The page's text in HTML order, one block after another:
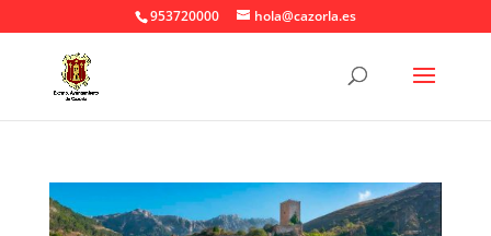
953720000 hola@cazorla.es